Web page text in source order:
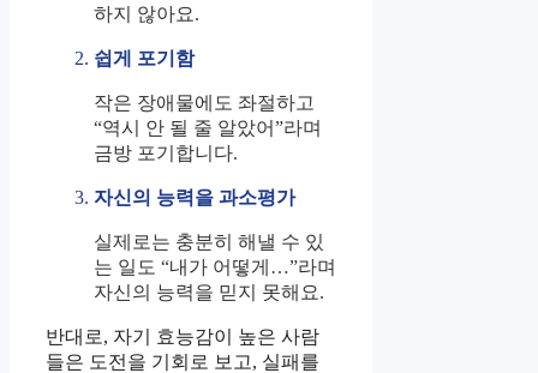
하지 않아요.
쉽게 포기함
작은 장애물에도 좌절하고
“역시 안 될 줄 알았어”라며
금방 포기합니다.
자신의 능력을 과소평가
실제로는 충분히 해낼 수 있
는 일도 “내가 어떻게…”라며
자신의 능력을 믿지 못해요.
반대로, 자기 효능감이 높은 사람
들은 도전을 기회로 보고, 실패를